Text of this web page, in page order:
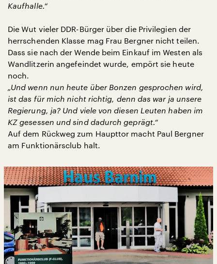
Kaufhalle.“
Die Wut vieler DDR-Bürger über die Privilegien der
herrschenden Klasse mag Frau Bergner nicht teilen.
Dass sie nach der Wende beim Einkauf im Westen als
Wandlitzerin angefeindet wurde, empört sie heute
noch.
„Und wenn nun heute über Bonzen gesprochen wird,
ist das für mich nicht richtig, denn das war ja unsere
Regierung, ja? Und viele von diesen Leuten haben im
KZ gesessen und sind dadurch geprägt.“
Auf dem Rückweg zum Haupttor macht Paul Bergner
am Funktionärsclub halt.